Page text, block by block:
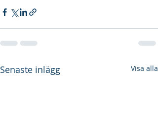
Senaste inlägg Visa alla